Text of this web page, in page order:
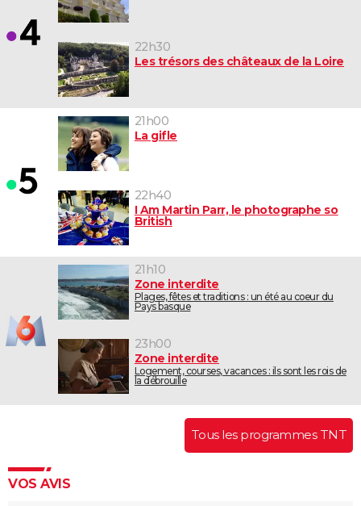
22h30
Les trésors des châteaux de la Loire
21h00
La gifle
22h40
I Am Martin Parr, le photographe so
British
21h10
Zone interdite
Plages, fêtes et traditions : un été au coeur du
Pays basque
23h00
Zone interdite
Logement, courses, vacances : ils sont les rois de
la débrouille
Tous les programmes TNT
VOS AVIS